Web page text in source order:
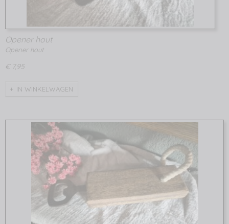
Opener hout
Opener hout
€ 7,95
IN WINKELWAGEN